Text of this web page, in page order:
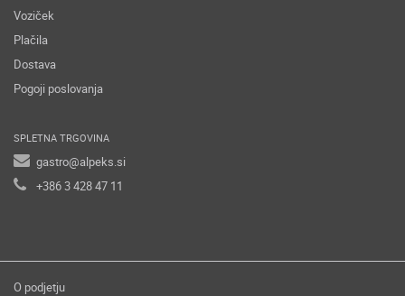
Voziček
Plačila
Dostava
Pogoji poslovanja
SPLETNA TRGOVINA
gastro@alpeks.si
+386 3 428 47 11
O podjetju